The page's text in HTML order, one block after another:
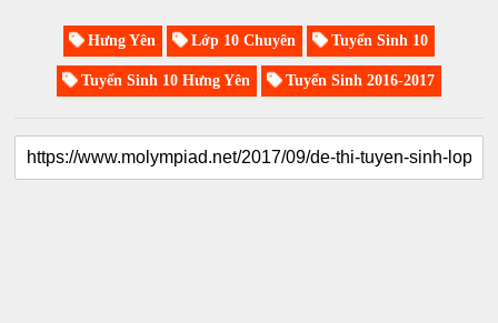
Hưng Yên Lớp 10 Chuyên Tuyển Sinh 10
Tuyển Sinh 10 Hưng Yên Tuyển Sinh 2016-2017